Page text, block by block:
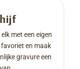
met een eigen
en maak
gravure een